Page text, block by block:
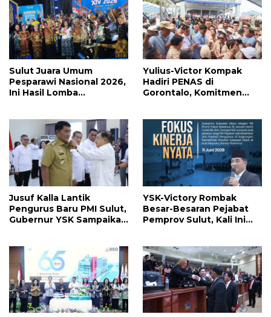
Sulut Juara Umum
Pesparawi Nasional 2026,
Ini Hasil Lomba
Yulius-Victor Kompak
Hadiri PENAS di
Gorontalo, Komitmen
Pangan Presiden
Prabowo
Jusuf Kalla Lantik
Pengurus Baru PMI Sulut,
Gubernur YSK Sampaikan
YSK-Victory Rombak
Besar-Besaran Pejabat
Pemprov Sulut, Kali Ini